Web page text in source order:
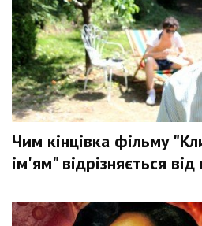
Чим кінцівка фільму
ім'ям" відрізняється від